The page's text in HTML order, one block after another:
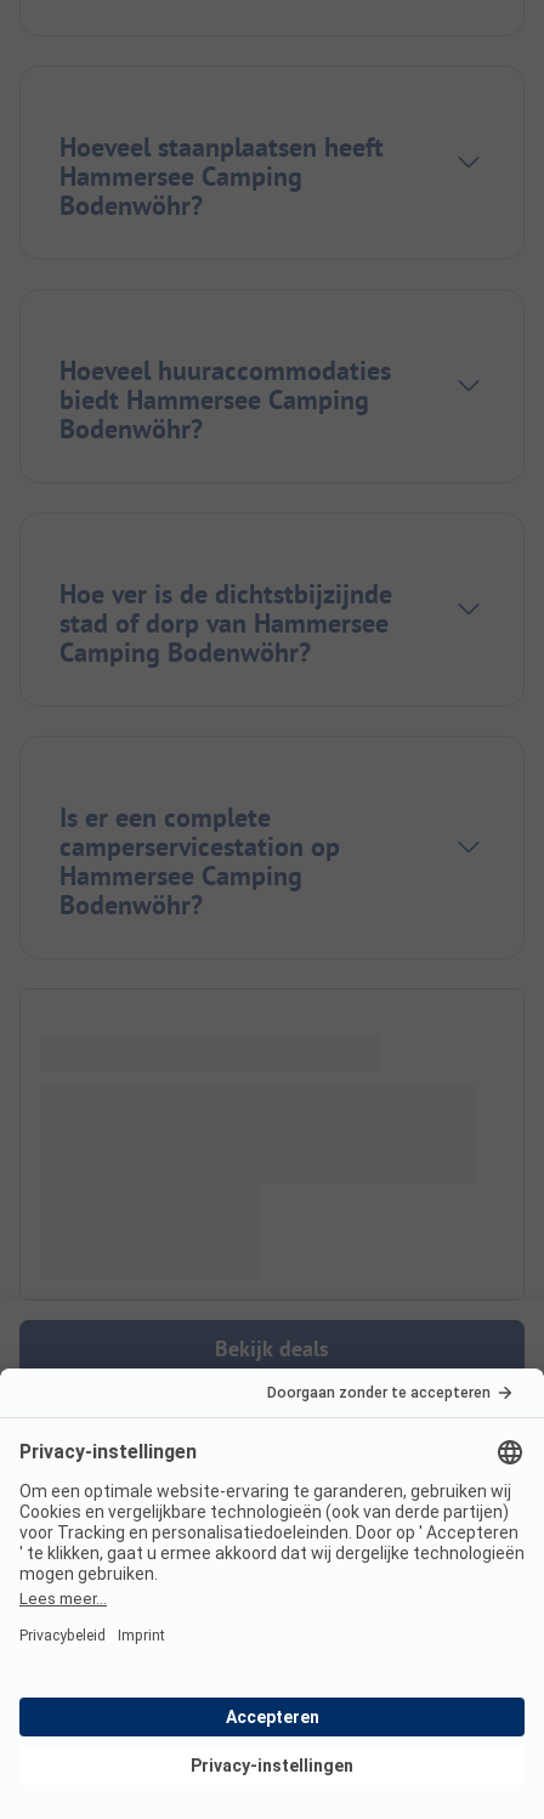
Hoeveel staanplaatsen heeft
Hammersee Camping
Bodenwöhr?
Hoeveel huuraccommodaties
biedt Hammersee Camping
Bodenwöhr?
Hoe ver is de dichtstbijzijnde
stad of dorp van Hammersee
Camping Bodenwöhr?
Is er een complete
camperservicestation op
Hammersee Camping
Bodenwöhr?
Bekijk deals